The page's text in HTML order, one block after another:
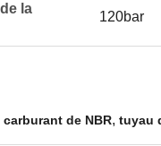
la
120bar
de NBR, tuyau